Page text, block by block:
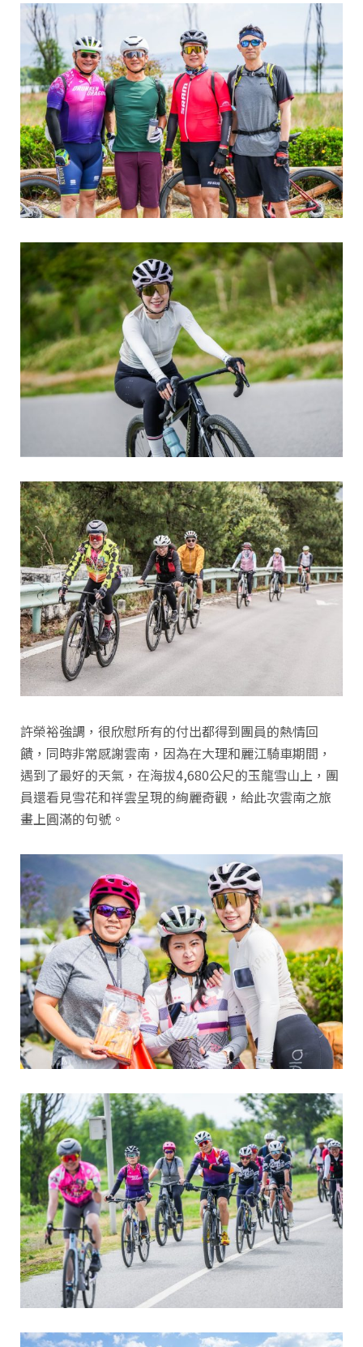
許榮裕強調，很欣慰所有的付出都得到團員的熱情回
饋，同時非常感謝雲南，因為在大理和麗江騎車期間，
遇到了最好的天氣，在海拔4,680公尺的玉龍雪山上，團
員還看見雪花和祥雲呈現的絢麗奇觀，給此次雲南之旅
畫上圓滿的句號。